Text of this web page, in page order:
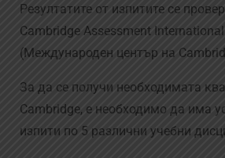
Резултатите от изпитите се
Cambridge Assessment
(Международен център на
За да се получи необходимата
Cambridge, е необходимо да има
изпити по 5 различни учебни